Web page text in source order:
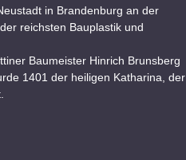
in Brandenburg an der
reichsten Bauplastik und
Baumeister Hinrich Brunsberg
1401 der heiligen Katharina, der